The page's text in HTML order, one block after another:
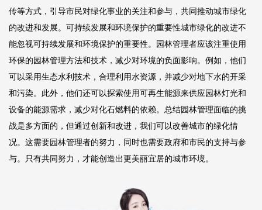
传等方式，引导市民对绿化事业的关注和参与，共同推动城市绿化
的改进和发展。可持续发展和环境保护的重要性城市绿化的改进不
能忽视可持续发展和环境保护的重要性。园林管理者应该注重使用
环保的园林管理方法和技术，减少对环境的负面影响。例如，他们
可以采用生态水利技术，合理利用水资源，并减少对地下水的开采
和污染。此外，他们还可以探索使用可再生能源来供应园林灯光和
设备的能源需求，减少对化石燃料的依赖。总结园林管理面临的挑
战是多方面的，但通过创新和改进，我们可以改善城市的绿化情
况。这需要园林管理者的努力，同时也需要政府和市民的支持与参
与。只有共同努力，才能创造出更美丽宜居的城市环境。